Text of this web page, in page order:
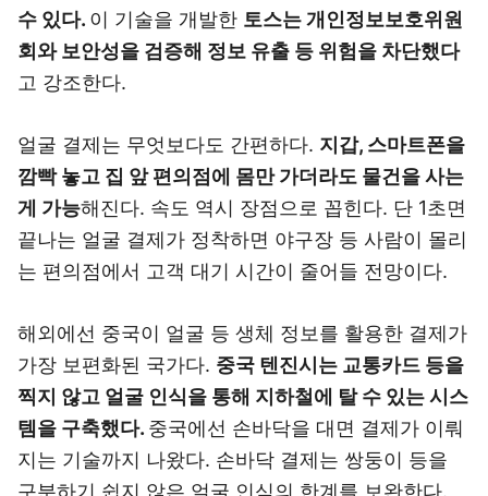
수 있다. 이 기술을 개발한 토스는 개인정보보호위원
회와 보안성을 검증해 정보 유출 등 위험을 차단했다
고 강조한다.
얼굴 결제는 무엇보다도 간편하다. 지갑, 스마트폰을
깜빡 놓고 집 앞 편의점에 몸만 가더라도 물건을 사는
게 가능해진다. 속도 역시 장점으로 꼽힌다. 단 1초면
끝나는 얼굴 결제가 정착하면 야구장 등 사람이 몰리
는 편의점에서 고객 대기 시간이 줄어들 전망이다.
해외에선 중국이 얼굴 등 생체 정보를 활용한 결제가
가장 보편화된 국가다. 중국 텐진시는 교통카드 등을
찍지 않고 얼굴 인식을 통해 지하철에 탈 수 있는 시스
템을 구축했다. 중국에선 손바닥을 대면 결제가 이뤄
지는 기술까지 나왔다. 손바닥 결제는 쌍둥이 등을
구분하기 쉽지 않은 얼굴 인식의 한계를 보완한다.